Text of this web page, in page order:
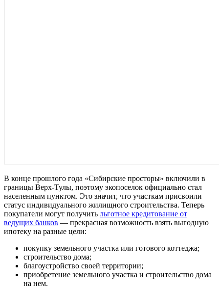
В конце прошлого года «Сибирские просторы» включили в
границы Верх-Тулы, поэтому экопоселок официально стал
населенным пунктом. Это значит, что участкам присвоили
статус индивидуального жилищного строительства. Теперь
покупатели могут получить льготное кредитование от
ведущих банков — прекрасная возможность взять выгодную
ипотеку на разные цели:
покупку земельного участка или готового коттеджа;
строительство дома;
благоустройство своей территории;
приобретение земельного участка и строительство дома
на нем.